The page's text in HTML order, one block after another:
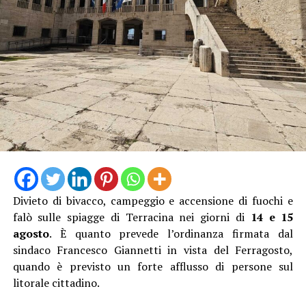
denunciato l’accaduto anche attraverso un video
pubblicato sui social, nella speranza di poter raccogliere
informazioni utili a ricostruire quanto accaduto e
individuare il responsabile.
Al momento, infatti, non risulta che qualcuno abbia
assistito direttamente all’incidente, nonostante il
lungomare fosse particolarmente affollato proprio
nell’ora di punta del sabato.
Divieto di bivacco, campeggio e accensione di fuochi e
falò sulle spiagge di Terracina nei giorni di 14 e 15
agosto. È quanto prevede l’ordinanza firmata dal
sindaco Francesco Giannetti in vista del Ferragosto,
quando è previsto un forte afflusso di persone sul
litorale cittadino.